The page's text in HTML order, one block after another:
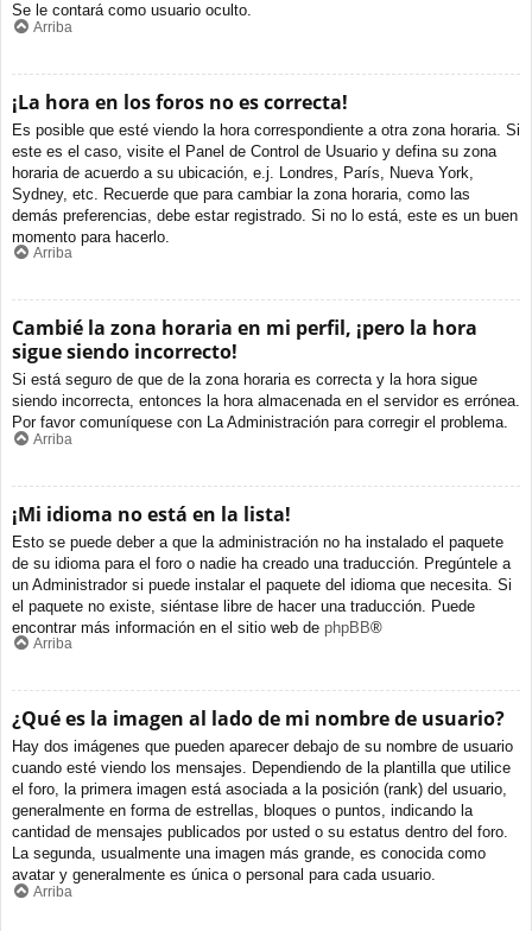
Se le contará como usuario oculto.
Arriba
¡La hora en los foros no es correcta!
Es posible que esté viendo la hora correspondiente a otra zona horaria. Si
este es el caso, visite el Panel de Control de Usuario y defina su zona
horaria de acuerdo a su ubicación, e.j. Londres, París, Nueva York,
Sydney, etc. Recuerde que para cambiar la zona horaria, como las
demás preferencias, debe estar registrado. Si no lo está, este es un buen
momento para hacerlo.
Arriba
Cambié la zona horaria en mi perfil, ¡pero la hora
sigue siendo incorrecto!
Si está seguro de que de la zona horaria es correcta y la hora sigue
siendo incorrecta, entonces la hora almacenada en el servidor es errónea.
Por favor comuníquese con La Administración para corregir el problema.
Arriba
¡Mi idioma no está en la lista!
Esto se puede deber a que la administración no ha instalado el paquete
de su idioma para el foro o nadie ha creado una traducción. Pregúntele a
un Administrador si puede instalar el paquete del idioma que necesita. Si
el paquete no existe, siéntase libre de hacer una traducción. Puede
encontrar más información en el sitio web de phpBB®
Arriba
¿Qué es la imagen al lado de mi nombre de usuario?
Hay dos imágenes que pueden aparecer debajo de su nombre de usuario
cuando esté viendo los mensajes. Dependiendo de la plantilla que utilice
el foro, la primera imagen está asociada a la posición (rank) del usuario,
generalmente en forma de estrellas, bloques o puntos, indicando la
cantidad de mensajes publicados por usted o su estatus dentro del foro.
La segunda, usualmente una imagen más grande, es conocida como
avatar y generalmente es única o personal para cada usuario.
Arriba